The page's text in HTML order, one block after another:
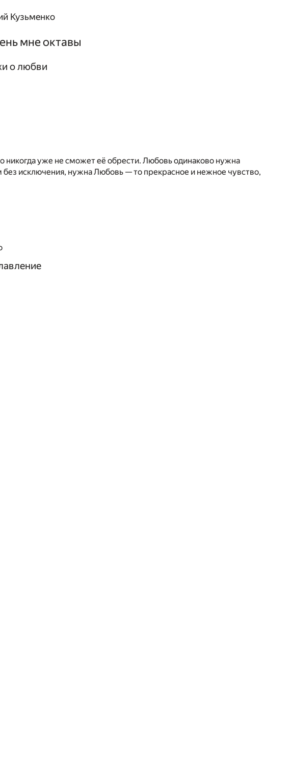
Кузьменко
мне октавы
о любви
никогда уже не сможет её обрести. Любовь одинаково нужна
исключения, нужна Любовь — то прекрасное и нежное чувство,